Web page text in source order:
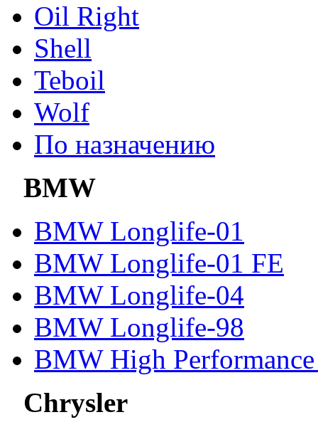
Oil Right
Shell
Teboil
Wolf
По назначению
BMW
BMW Longlife-01
BMW Longlife-01 FE
BMW Longlife-04
BMW Longlife-98
BMW High
Chrysler